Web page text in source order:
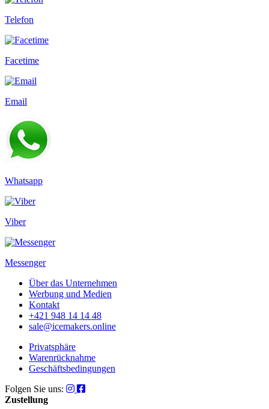
Telefon
Facetime
Email
Whatsapp
Viber
Messenger
Über das Unternehmen
Werbung und Medien
Kontakt
+421 948 14 14 48
sale@icemakers.online
Privatsphäre
Warenrücknahme
Geschäftsbedingungen
Folgen Sie uns:
Zustellung